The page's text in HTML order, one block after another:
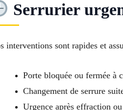
Serrurier
interventions sont rapides et
Porte bloquée ou fermée à
Changement de serrure
Urgence après effraction